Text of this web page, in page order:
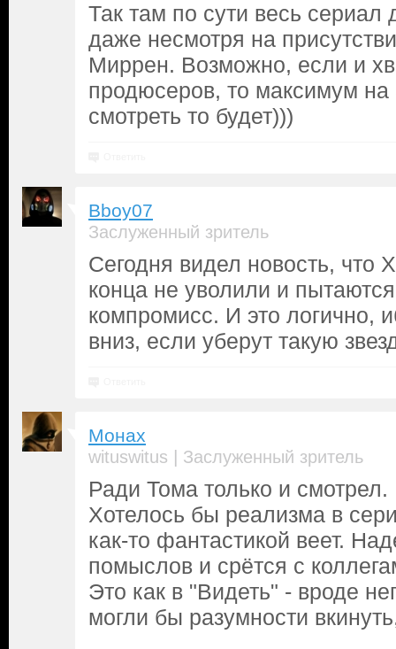
Так там по сути весь
даже несмотря на
Миррен. Возможно, если и
продюсеров, то максимум на
смотреть то будет)))
Bboy07
Заслуженный зритель
Сегодня видел новость, что
конца не уволили и
компромисс. И это логично,
вниз, если уберут такую
Монах
wituswitus | Заслуженный зритель
Ради Тома только и смотрел.
Хотелось бы реализма в
как-то фантастикой веет.
помыслов и срётся с
Это как в "Видеть" - вроде
могли бы разумности